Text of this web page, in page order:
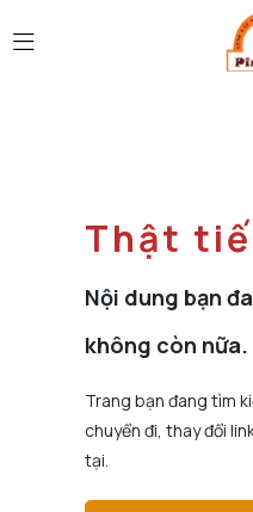
Thật
Nội dung bạn
không còn nữa.
Trang bạn đang tìm
chuyển đi, thay đổi
tại.